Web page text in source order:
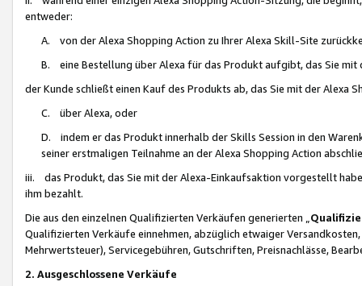
entweder:
A. von der Alexa Shopping Action zu Ihrer Alexa Skill-Site
B. eine Bestellung über Alexa für das Produkt aufgibt, das Sie mit
der Kunde schließt einen Kauf des Produkts ab, das Sie mit der Alexa
C. über Alexa, oder
D. indem er das Produkt innerhalb der Skills Session in den
seiner erstmaligen Teilnahme an der Alexa Shopping Action
iii. das Produkt, das Sie mit der Alexa-Einkaufsaktion vorgestellt
ihm bezahlt.
Die aus den einzelnen Qualifizierten Verkäufen generierten „
Qualifizierten Verkäufe einnehmen, abzüglich etwaiger
Mehrwertsteuer), Servicegebühren, Gutschriften, Preisnachlässe,
2. Ausgeschlossene Verkäufe